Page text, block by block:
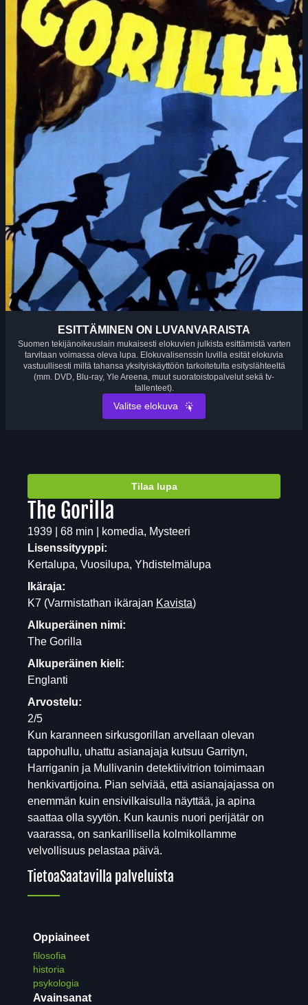
ESITTÄMINEN ON LUVANVARAISTA
Suomen tekijänoikeuslain mukaisesti elokuvien julkista esittämistä varten
tarvitaan voimassa oleva lupa. Elokuvalisenssin luvilla esität elokuvia
vastuullisesti miltä tahansa yksityiskäyttöön tarkoitetulta esityslähteeltä
(mm. DVD, Blu-ray, Yle Areena, muut suoratoistopalvelut sekä tv-
tallenteet).
Valitse elokuva
Tilaa lupa
The Gorilla
1939 | 68 min | komedia, Mysteeri
Lisenssityyppi:
Kertalupa, Vuosilupa, Yhdistelmälupa
Ikäraja:
K7 (Varmistathan ikärajan Kavista)
Alkuperäinen nimi:
The Gorilla
Alkuperäinen kieli:
Englanti
Arvostelu:
2/5
Kun karanneen sirkusgorillan arvellaan olevan
tappohullu, uhattu asianajaja kutsuu Garrityn,
Harriganin ja Mullivanin detektiivitrion toimimaan
henkivartijoina. Pian selviää, että asianajajassa on
enemmän kuin ensivilkaisulla näyttää, ja apina
saattaa olla syytön. Kun kaunis nuori perijätär on
vaarassa, on sankarillisella kolmikollamme
velvollisuus pelastaa päivä.
TietoaSaatavilla palveluista
Oppiaineet
filosofia
historia
psykologia
Avainsanat